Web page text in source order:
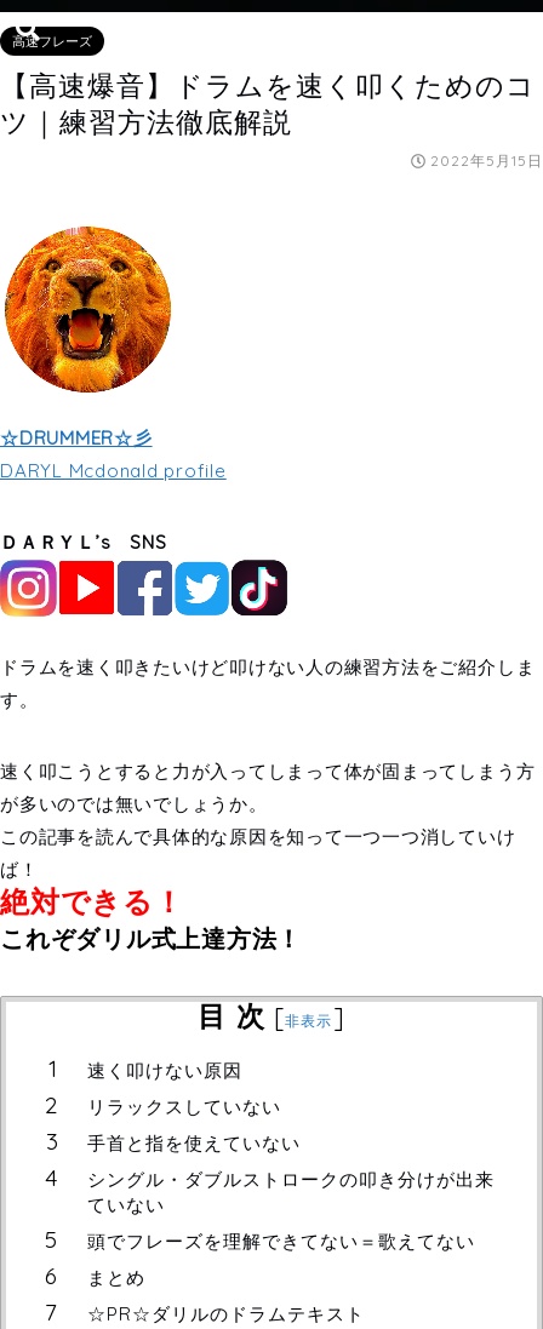
高速フレーズ
【高速爆音】ドラムを速く叩くためのコ
ツ｜練習方法徹底解説
2022年5月15日
☆DRUMMER☆彡
DARYL Mcdonald profile
ＤＡＲＹＬ’s SNS
ドラムを速く叩きたいけど叩けない人の練習方法をご紹介しま
す。
速く叩こうとすると力が入ってしまって体が固まってしまう方
が多いのでは無いでしょうか。
この記事を読んで具体的な原因を知って一つ一つ消していけ
ば！
絶対できる！
これぞダリル式上達方法！
目 次 [非表示 ]
速く叩けない原因
リラックスしていない
手首と指を使えていない
シングル・ダブルストロークの叩き分けが出来
ていない
頭でフレーズを理解できてない＝歌えてない
まとめ
☆PR☆ダリルのドラムテキスト